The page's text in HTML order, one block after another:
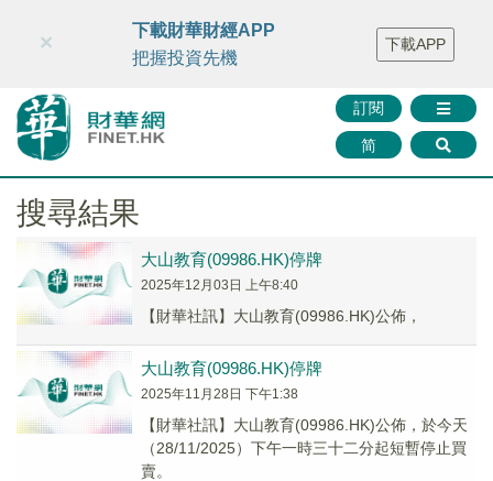
財華智庫網 FINTV FINMETA 財華證券 媒體矩陣
智庫沙龍
聯絡我們
訂閱
简
×
下載財華財經APP
把握投資先機
下載APP
搜尋結果
大山教育(09986.HK)停牌
2025年12月03日 上午8:40
【財華社訊】大山教育(09986.HK)公佈，
大山教育(09986.HK)停牌
2025年11月28日 下午1:38
【財華社訊】大山教育(09986.HK)公佈，於今天
（28/11/2025）下午一時三十二分起短暫停止買
賣。